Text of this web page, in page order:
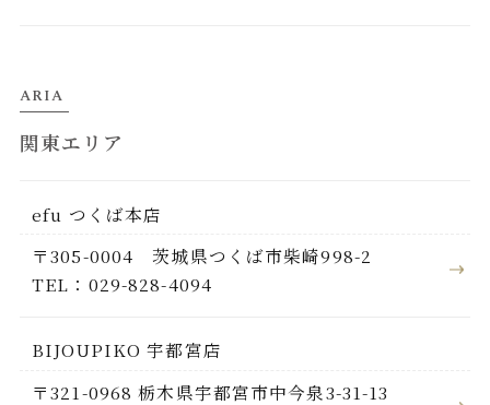
ARIA
関東エリア
efu つくば本店
〒305-0004 茨城県つくば市柴崎998-2
TEL：029-828-4094
BIJOUPIKO 宇都宮店
〒321-0968 栃木県宇都宮市中今泉3-31-13